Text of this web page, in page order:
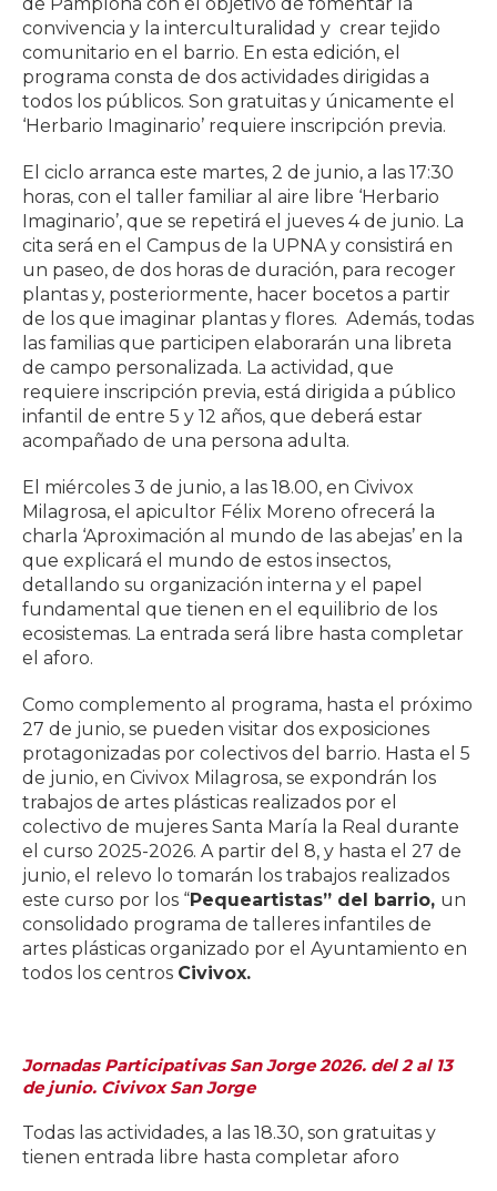
convivencia y la interculturalidad y crear tejido
comunitario en el barrio. En esta edición, el
programa consta de dos actividades dirigidas a
todos los públicos. Son gratuitas y únicamente el
‘Herbario Imaginario’ requiere inscripción previa.
El ciclo arranca este martes, 2 de junio, a las 17:30
horas, con el taller familiar al aire libre ‘Herbario
Imaginario’, que se repetirá el jueves 4 de junio. La
cita será en el Campus de la UPNA y consistirá en
un paseo, de dos horas de duración, para recoger
plantas y, posteriormente, hacer bocetos a partir
de los que imaginar plantas y flores. Además, todas
las familias que participen elaborarán una libreta
de campo personalizada. La actividad, que
requiere inscripción previa, está dirigida a público
infantil de entre 5 y 12 años, que deberá estar
acompañado de una persona adulta.
El miércoles 3 de junio, a las 18.00, en Civivox
Milagrosa, el apicultor Félix Moreno ofrecerá la
charla ‘Aproximación al mundo de las abejas’ en la
que explicará el mundo de estos insectos,
detallando su organización interna y el papel
fundamental que tienen en el equilibrio de los
ecosistemas. La entrada será libre hasta completar
el aforo.
Como complemento al programa, hasta el próximo
27 de junio, se pueden visitar dos exposiciones
protagonizadas por colectivos del barrio. Hasta el 5
de junio, en Civivox Milagrosa, se expondrán los
trabajos de artes plásticas realizados por el
colectivo de mujeres Santa María la Real durante
el curso 2025-2026. A partir del 8, y hasta el 27 de
junio, el relevo lo tomarán los trabajos realizados
este curso por los “Pequeartistas” del barrio, un
consolidado programa de talleres infantiles de
artes plásticas organizado por el Ayuntamiento en
todos los centros Civivox.
Jornadas Participativas San Jorge 2026. del 2 al 13
de junio. Civivox San Jorge
Todas las actividades, a las 18.30, son gratuitas y
tienen entrada libre hasta completar aforo